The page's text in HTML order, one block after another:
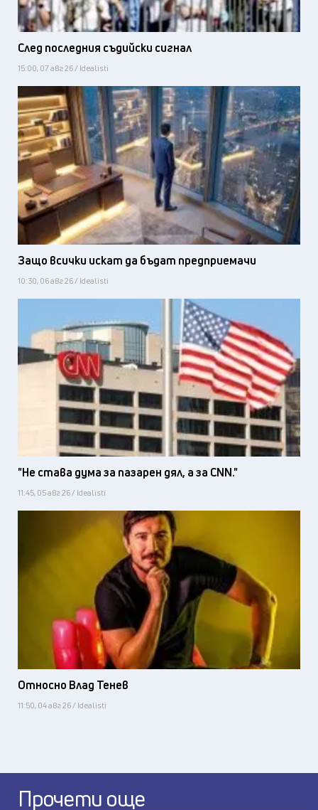
След последния съдийски сигнал
15:00, 07 авг 26 / Idealisti
Защо всички искат да бъдат предприемачи
10:30, 06 авг 26 / Idealisti
"Не става дума за пазарен дял, а за CNN."
11:45, 05 авг 26 / Idealisti
Относно Влад Тенев
11:50, 04 авг 26 / Idealisti
Прочети още